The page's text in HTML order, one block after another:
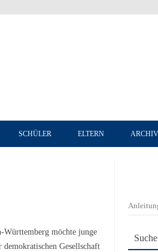
SCHÜLER ELTERN ARCHIV
Württemberg möchte junge
Gesellschaft
Suche